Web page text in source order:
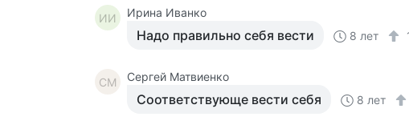
ИИ Ирина Иванко
Надо правильно себя вести 8 лет
СМ Сергей Матвиенко
Соответствующе вести себя 8 лет